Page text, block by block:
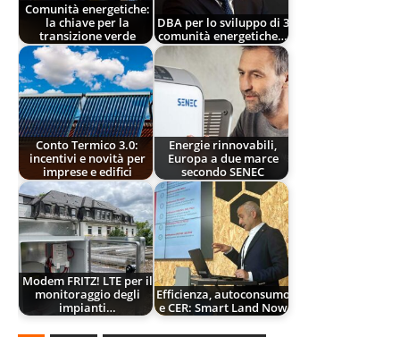
Comunità energetiche:
la chiave per la
transizione verde
DBA per lo sviluppo di 3
comunità energetiche…
Conto Termico 3.0:
incentivi e novità per
imprese e edifici
Energie rinnovabili,
Europa a due marce
secondo SENEC
Modem FRITZ! LTE per il
monitoraggio degli
impianti…
Efficienza, autoconsumo
e CER: Smart Land Now